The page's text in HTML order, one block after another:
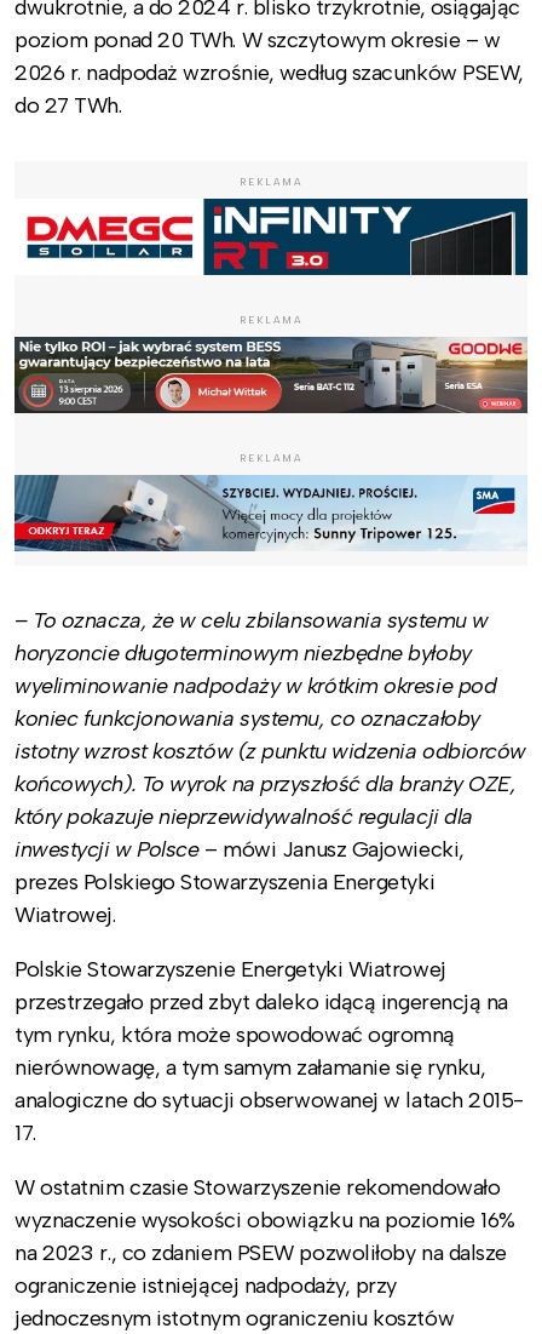
dwukrotnie, a do 2024 r. blisko trzykrotnie, osiągając
poziom ponad 20 TWh. W szczytowym okresie – w
2026 r. nadpodaż wzrośnie, według szacunków PSEW,
do 27 TWh.
REKLAMA
REKLAMA
REKLAMA
– To oznacza, że w celu zbilansowania systemu w
horyzoncie długoterminowym niezbędne byłoby
wyeliminowanie nadpodaży w krótkim okresie pod
koniec funkcjonowania systemu, co oznaczałoby
istotny wzrost kosztów (z punktu widzenia odbiorców
końcowych). To wyrok na przyszłość dla branży OZE,
który pokazuje nieprzewidywalność regulacji dla
inwestycji w Polsce– mówi Janusz Gajowiecki,
prezes Polskiego Stowarzyszenia Energetyki
Wiatrowej.
Polskie Stowarzyszenie Energetyki Wiatrowej
przestrzegało przed zbyt daleko idącą ingerencją na
tym rynku, która może spowodować ogromną
nierównowagę, a tym samym załamanie się rynku,
analogiczne do sytuacji obserwowanej w latach 2015-
17.
W ostatnim czasie Stowarzyszenie rekomendowało
wyznaczenie wysokości obowiązku na poziomie 16%
na 2023 r., co zdaniem PSEW pozwoliłoby na dalsze
ograniczenie istniejącej nadpodaży, przy
jednoczesnym istotnym ograniczeniu kosztów